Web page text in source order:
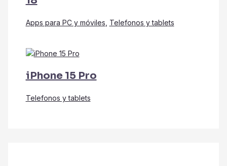
Apps para PC y móviles Telefonos y tablets
iPhone 15 Pro
Telefonos y tablets